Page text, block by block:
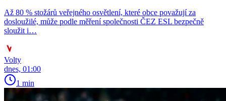
Až 80 % stožárů veřejného osvětlení, které obce považují za
dosloužilé, může podle měření společnosti ČEZ ESL bezpečně
sloužit i…
Volty
dnes, 01:00
1 min